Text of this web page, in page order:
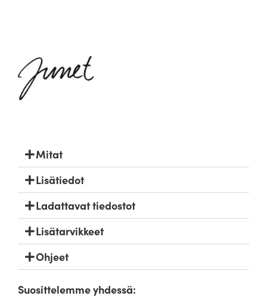
Mitat
Lisätiedot
Ladattavat tiedostot
Lisätarvikkeet
Ohjeet
Suosittelemme yhdessä: